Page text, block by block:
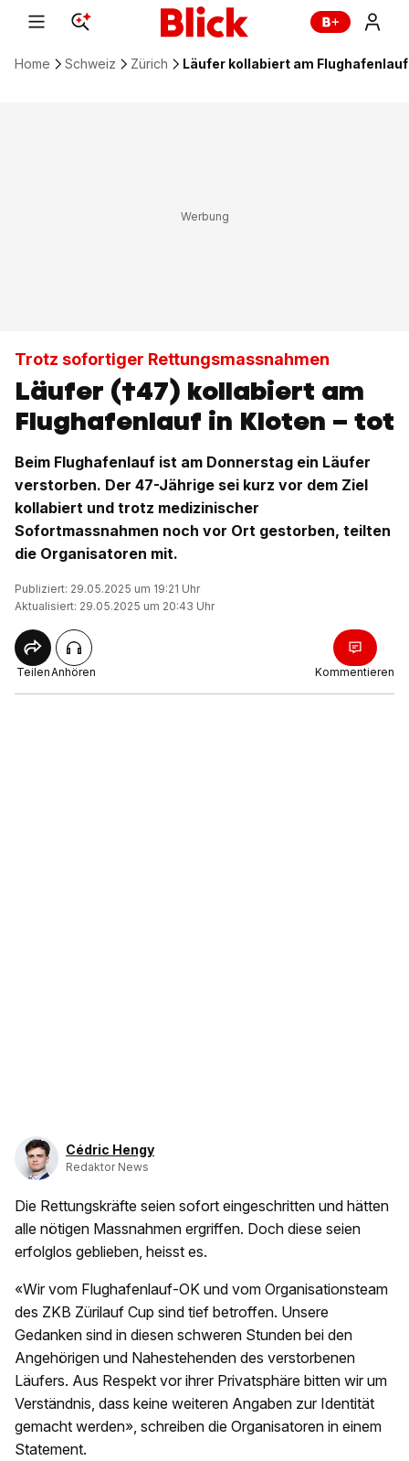
Home Schweiz Zürich Läufer kollabiert am
Trotz sofortiger Rettungsmassnahmen
Läufer (†47) kollabiert am
Flughafenlauf in Kloten – tot
Beim Flughafenlauf ist am Donnerstag ein Läufer
verstorben. Der 47-Jährige sei kurz vor dem Ziel
kollabiert und trotz medizinischer
Sofortmassnahmen noch vor Ort gestorben, teilten
die Organisatoren mit.
Publiziert: 29.05.2025 um 19:21 Uhr
Aktualisiert: 29.05.2025 um 20:43 Uhr
TeilenAnhören Kommentieren
Cédric Hengy
Redaktor News
Die Rettungskräfte seien sofort eingeschritten und hätten
alle nötigen Massnahmen ergriffen. Doch diese seien
erfolglos geblieben, heisst es.
«Wir vom Flughafenlauf-OK und vom Organisationsteam
des ZKB Zürilauf Cup sind tief betroffen. Unsere
Gedanken sind in diesen schweren Stunden bei den
Angehörigen und Nahestehenden des verstorbenen
Läufers. Aus Respekt vor ihrer Privatsphäre bitten wir um
Verständnis, dass keine weiteren Angaben zur Identität
gemacht werden», schreiben die Organisatoren in einem
Statement.